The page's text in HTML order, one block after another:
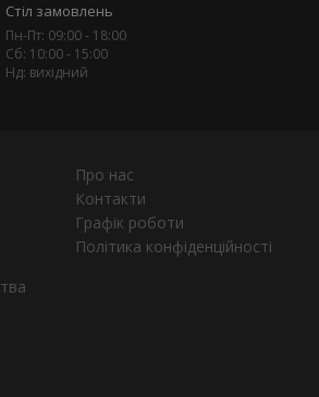
Стіл замовлень
Пн-Пт: 09:00 - 18:00
Сб: 10:00 - 15:00
Нд: вихідний
Про нас
Контакти
Графік роботи
Політика конфіденційності